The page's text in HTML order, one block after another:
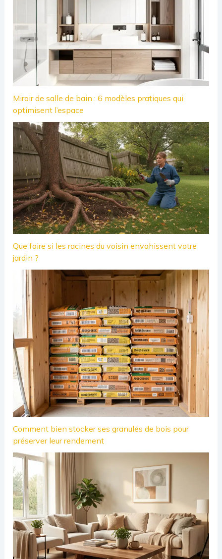
Miroir de salle de bain : 6 modèles pratiques qui
optimisent l’espace
Que faire si les racines du voisin envahissent votre
jardin ?
Comment bien stocker ses granulés de bois pour
préserver leur rendement